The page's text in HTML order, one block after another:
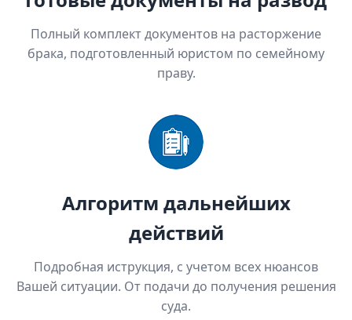
Полный комплект документов на расторжение
брака, подготовленный юристом по семейному
праву.
Алгоритм дальнейших
действий
Подробная иструкция, с учетом всех нюансов
Вашей ситуации. От подачи до получения решения
суда.